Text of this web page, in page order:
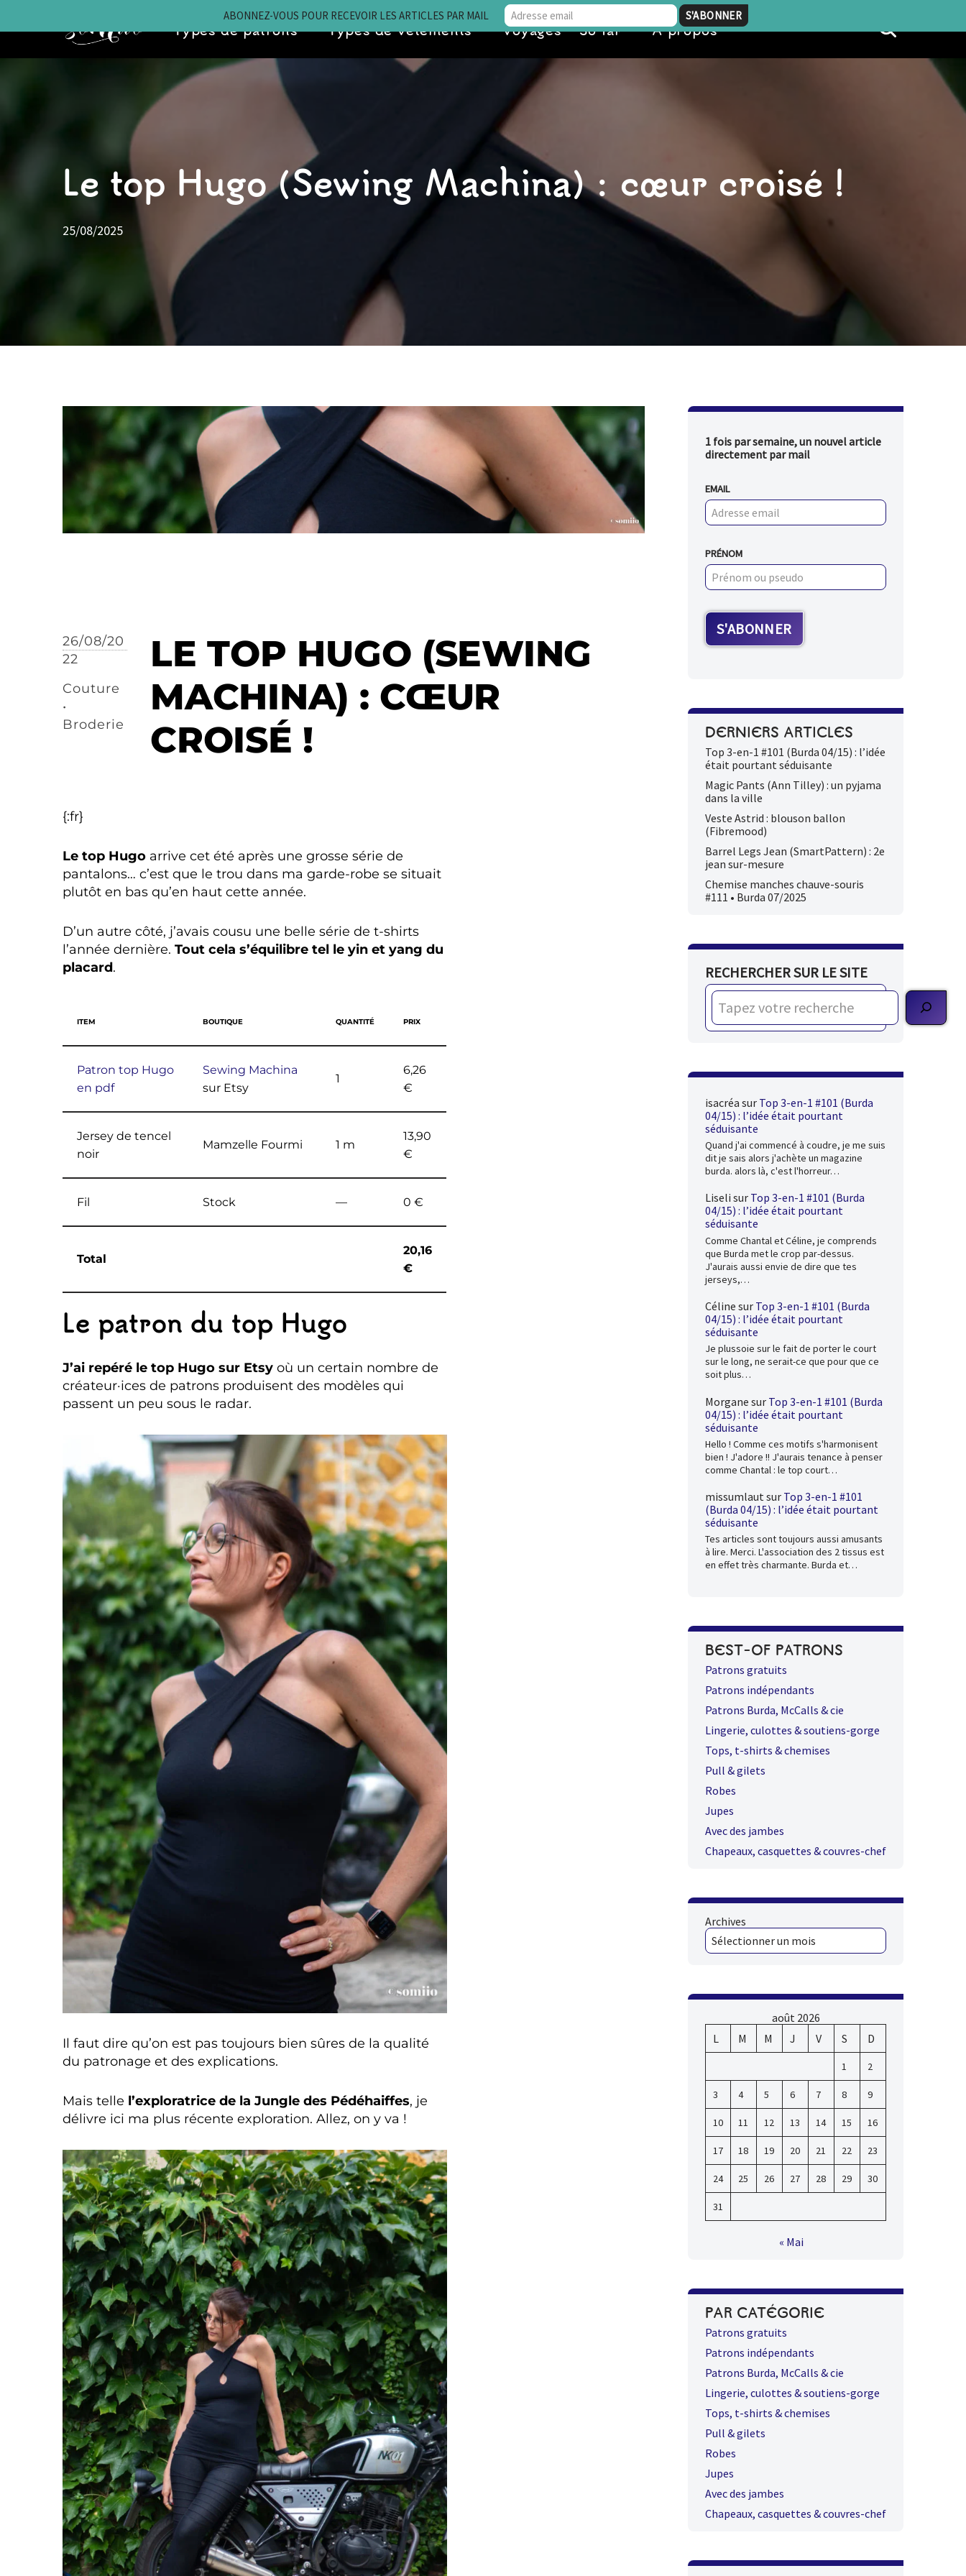
au
Types de patrons Types de vêtements Voyages • So far À propos
Le top Hugo (Sewing Machina) : cœur croisé !
25/08/2025
26/08/20
22
Couture
•
Broderie
LE TOP HUGO (SEWING
MACHINA) : CŒUR
CROISÉ !
{:fr}
Le top Hugo arrive cet été après une grosse série de
pantalons… c’est que le trou dans ma garde-robe se situait
plutôt en bas qu’en haut cette année.
D’un autre côté, j’avais cousu une belle série de t-shirts
l’année dernière. Tout cela s’équilibre tel le yin et yang du
placard.
ITEM BOUTIQUE QUANTITÉ PRIX
Patron top Hugo
en pdf
Sewing Machina
sur Etsy
1
6,26
€
Jersey de tencel
noir
Mamzelle Fourmi 1 m
13,90
€
Fil Stock — 0 €
Total
20,16
€
Le patron du top Hugo
J’ai repéré le top Hugo sur Etsy où un certain nombre de
créateur·ices de patrons produisent des modèles qui
passent un peu sous le radar.
Il faut dire qu’on est pas toujours bien sûres de la qualité
du patronage et des explications.
Mais telle l’exploratrice de la Jungle des Pédéhaiffes, je
délivre ici ma plus récente exploration. Allez, on y va !
1 fois par semaine, un nouvel article
directement par mail
EMAIL
PRÉNOM
DERNIERS ARTICLES
Top 3-en-1 #101 (Burda 04/15) : l’idée
était pourtant séduisante
Magic Pants (Ann Tilley) : un pyjama
dans la ville
Veste Astrid : blouson ballon
(Fibremood)
Barrel Legs Jean (SmartPattern) : 2e
jean sur-mesure
Chemise manches chauve-souris
#111 • Burda 07/2025
RECHERCHER SUR LE SITE
isacréa sur Top 3-en-1 #101 (Burda
04/15) : l’idée était pourtant
séduisante
Quand j'ai commencé à coudre, je me suis
dit je sais alors j'achète un magazine
burda. alors là, c'est l'horreur…
Liseli sur Top 3-en-1 #101 (Burda
04/15) : l’idée était pourtant
séduisante
Comme Chantal et Céline, je comprends
que Burda met le crop par-dessus.
J'aurais aussi envie de dire que tes
jerseys,…
Céline sur Top 3-en-1 #101 (Burda
04/15) : l’idée était pourtant
séduisante
Je plussoie sur le fait de porter le court
sur le long, ne serait-ce que pour que ce
soit plus…
Morgane sur Top 3-en-1 #101 (Burda
04/15) : l’idée était pourtant
séduisante
Hello ! Comme ces motifs s'harmonisent
bien ! J'adore !! J'aurais tenance à penser
comme Chantal : le top court…
missumlautsur Top 3-en-1 #101
(Burda 04/15) : l’idée était pourtant
séduisante
Tes articles sont toujours aussi amusants
à lire. Merci. L'association des 2 tissus est
en effet très charmante. Burda et…
BEST-OF PATRONS
Patrons gratuits
Patrons indépendants
Patrons Burda, McCalls & cie
Lingerie, culottes & soutiens-gorge
Tops, t-shirts & chemises
Pull & gilets
Robes
Jupes
Avec des jambes
Chapeaux, casquettes & couvres-chef
Archives
août 2026
L
M M J V S D
1 2
3 4 5 6 7 8 9
10 11 12 13 14 15 16
17 18 19 20 21 22 23
24 25 26 27 28 29 30
31
« Mai
PAR CATÉGORIE
Patrons gratuits
Patrons indépendants
Patrons Burda, McCalls & cie
Lingerie, culottes & soutiens-gorge
Tops, t-shirts & chemises
Pull & gilets
Robes
Jupes
Avec des jambes
Chapeaux, casquettes & couvres-chef
ABONNEZ-VOUS POUR RECEVOIR LES ARTICLES PAR MAIL